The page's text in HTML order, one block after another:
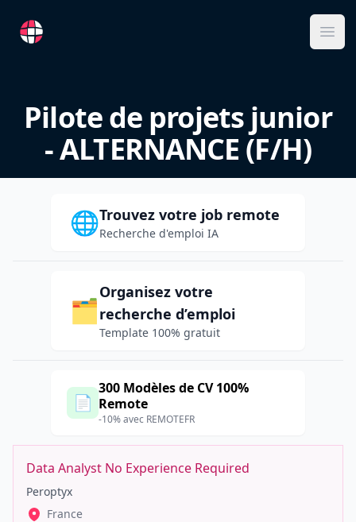
RemoteFR
Pilote de projets junior
- ALTERNANCE (F/H)
🌐Trouvez votre job remote
Recherche d'emploi IA
🗂️
Organisez votre
recherche d’emploi
Template 100% gratuit
📄
300 Modèles de CV 100%
Remote
-10% avec REMOTEFR
Data Analyst No Experience Required
Peroptyx
France